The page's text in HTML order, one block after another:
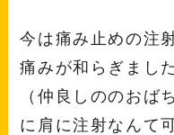
今は痛み止めの注
痛みが和らぎました
（仲良しののおば
に肩に注射なんて